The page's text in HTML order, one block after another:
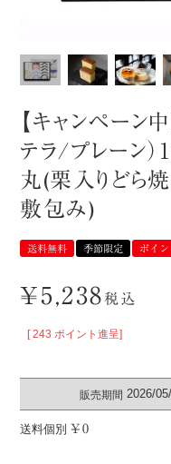
【キャンペーン
テラ/プレーン
丸(栗入りどら
敷包み)
送料無料 季節限定 ポイ
¥5,238税込
[ 243 ポイント進呈]
販売期間 2026/
送料個別 ¥ 0